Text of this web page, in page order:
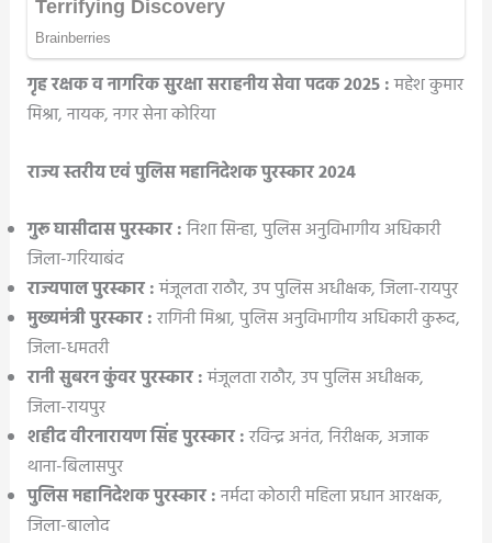
गृह रक्षक व नागरिक सुरक्षा सराहनीय सेवा पदक 2025 :महेश कुमार
मिश्रा, नायक, नगर सेना कोरिया
राज्य स्तरीय एवं पुलिस महानिदेशक पुरस्कार 2024
गुरू घासीदास पुरस्कार :निशा सिन्हा, पुलिस अनुविभागीय अधिकारी
जिला-गरियाबंद
राज्यपाल पुरस्कार :मंजूलता राठौर, उप पुलिस अधीक्षक, जिला-रायपुर
मुख्यमंत्री पुरस्कार :रागिनी मिश्रा, पुलिस अनुविभागीय अधिकारी कुरूद,
जिला-धमतरी
रानी सुबरन कुंवर पुरस्कार :मंजूलता राठौर, उप पुलिस अधीक्षक,
जिला-रायपुर
शहीद वीरनारायण सिंह पुरस्कार :रविन्द्र अनंत, निरीक्षक, अजाक
थाना-बिलासपुर
पुलिस महानिदेशक पुरस्कार :नर्मदा कोठारी महिला प्रधान आरक्षक,
जिला-बालोद